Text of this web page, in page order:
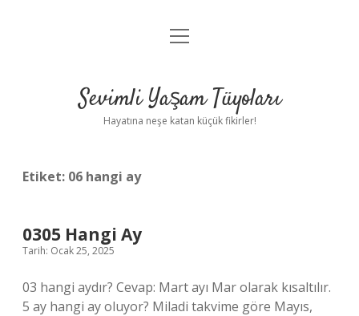
Anasayfa
Yasal Uyarı
menüyü
Sevimli Yaşam Tüyoları
Hayatına neşe katan küçük fikirler!
Etiket: 06 hangi ay
0305 Hangi Ay
Tarih: Ocak 25, 2025
03 hangi aydır? Cevap: Mart ayı Mar olarak kısaltılır.
5 ay hangi ay oluyor? Miladi takvime göre Mayıs,